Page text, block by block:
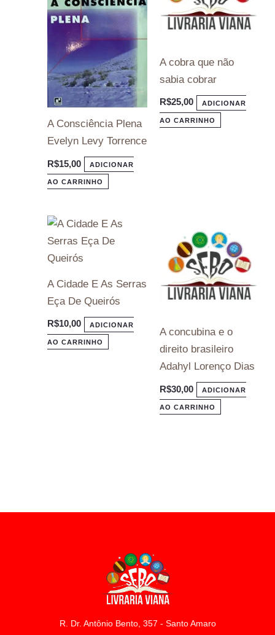
A Consciência Plena
Evelyn Levy Torrence
R$15,00 ADICIONAR
AO CARRINHO
A cobra que não
sabia cobrar
R$25,00 ADICIONAR
AO CARRINHO
A Cidade E As Serras
Eça De Queirós
R$10,00 ADICIONAR
AO CARRINHO
A concubina e o
direito brasileiro
Adahyl Lorenço Dias
R$30,00 ADICIONAR
AO CARRINHO
R. Dr. Antônio Bento, 357 - Santo Amaro